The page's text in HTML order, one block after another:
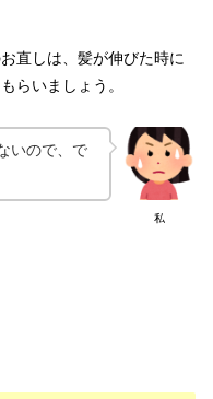
直しは、髪が伸びた時に
らいましょう。
私
いので、で